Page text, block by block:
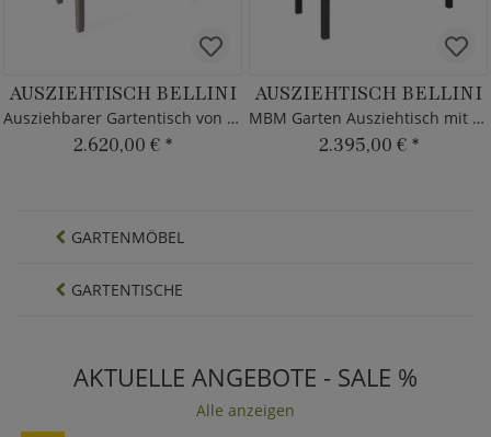
AUSZIEHTISCH BELLINI
Ausziehbarer Gartentisch von MBM
2.620,00 € *
AUSZIEHTISCH BELLINI
MBM Garten Ausziehtisch mit Glasplatte
2.395,00 € *
GARTENMÖBEL
GARTENTISCHE
AKTUELLE ANGEBOTE - SALE %
Alle anzeigen